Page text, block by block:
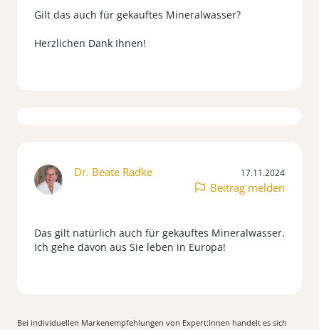
Gilt das auch für gekauftes Mineralwasser?
Dr. Beate Radke 17.11.2024
Beitrag melden
Das gilt natürlich auch für gekauftes Mineralwasser.
Bei individuellen Markenempfehlungen von Expert:Innen handelt es sich